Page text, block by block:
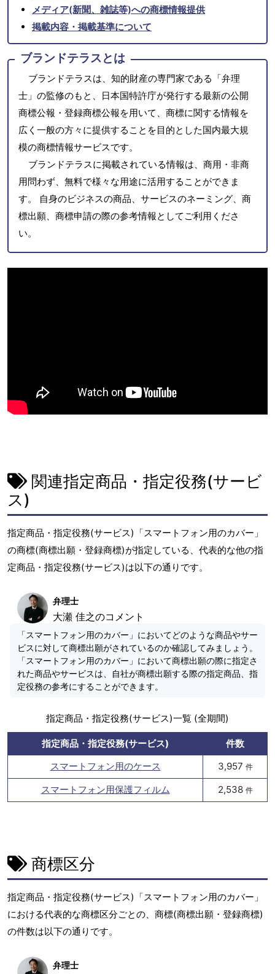
メディア(新聞、雑誌等)への商標情報提供
掲載内容・掲載基準について
ブランドテラスとは
ブランドテラスは、知的財産の専門家である「弁理
士」の監修のもと、日本国特許庁が発行する最新の公開
商標公報・登録商標公報を用いて、商標に関する情報を
広く一般の方々に提供することを目的とした国内最大規
模の商標情報サービスです。
ブランドテラスに掲載されている情報は、商用・非商
用問わず、無料で様々な用途に活用することができま
す。 自身のビジネスの商品、サービスのネーミング、商
標出願、商標申請の際の参考情報としてご利用くださ
い。
関連指定商品・指定役務(サービ
ス)
指定商品・指定役務(サービス)「スマートフォン用のカバー」
の商標(商標出願・登録商標)が指定している、代表的な他の指
定商品・指定役務(サービス)は以下の通りです。
弁理士
大瀬 佳之のコメント
「スマートフォン用のカバー」においてどのような商品やサー
ビスに対して商標出願がされているのか確認してみましょう。
「スマートフォン用のカバー」において商標出願の際に指定さ
れた商品やサービスは、自社が商標出願する際の指定商品、指
定役務の参考にすることができます。
指定商品・指定役務(サービス)一覧 (全期間)
指定商品・指定役務(サービス)
件数
スマートフォン用のケース
3,957 件
スマートフォン用保護フィルム 2,538 件
商標区分
指定商品・指定役務(サービス)「スマートフォン用のカバー」
における代表的な商標区分ごとの、商標(商標出願・登録商標)
の件数は以下の通りです。
弁理士